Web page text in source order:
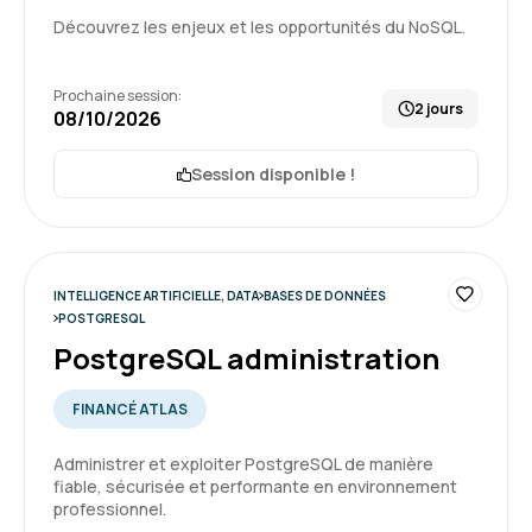
Yvan R.
patient, je suis très satisfait du déroulé de ma
Je suis entièrement satisfait de la formation.
Découvrez les enjeux et les opportunités du NoSQL.
Prochaine session:
08/10/2026 2 jours
Session disponible !
INTELLIGENCE ARTIFICIELLE, DATA BASES DE DONNÉES
POSTGRESQL
PostgreSQL administration
FINANCÉ ATLAS
Administrer et exploiter PostgreSQL de manière
fiable, sécurisée et performante en environnement
professionnel.